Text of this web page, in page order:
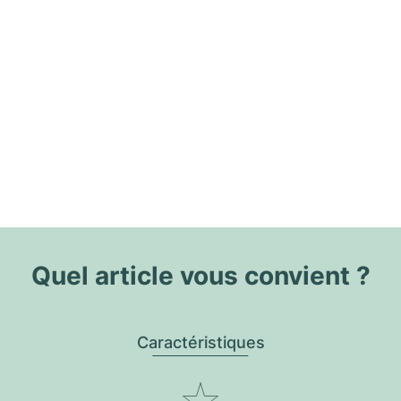
Quel article vous convient ?
Caractéristiques